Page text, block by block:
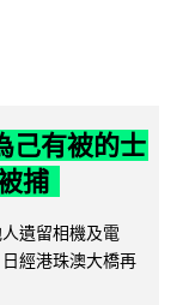
己有被的士
捕
遺留相機及電
經港珠澳大橋再